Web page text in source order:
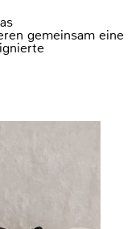
gemeinsam eine